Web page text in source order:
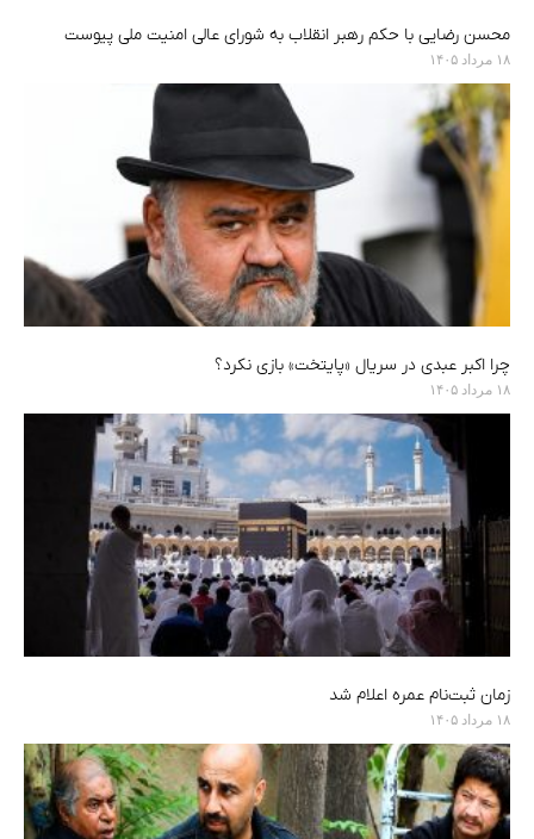
محسن رضایی با حکم رهبر انقلاب به شورای عالی امنیت ملی پیوست
۱۸ مرداد ۱۴۰۵
چرا اکبر عبدی در سریال «پایتخت» بازی نکرد؟
۱۸ مرداد ۱۴۰۵
زمان ثبت‌نام عمره اعلام شد
۱۸ مرداد ۱۴۰۵